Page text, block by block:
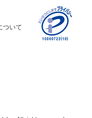
ついて